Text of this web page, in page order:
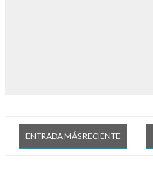
ENTRADA MÁS RECIENTE